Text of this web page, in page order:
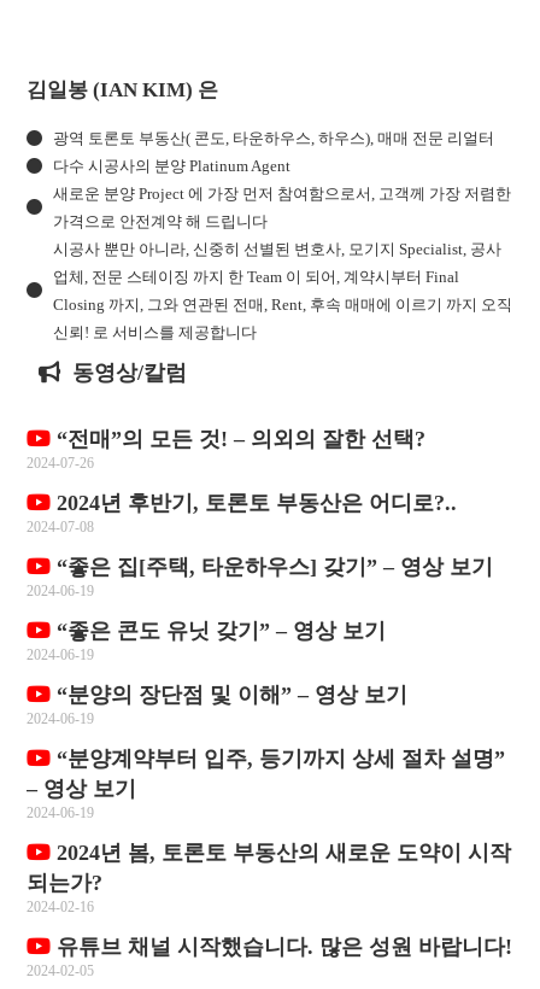
김일봉 (IAN KIM) 은
광역 토론토 부동산( 콘도, 타운하우스, 하우스), 매매 전문 리얼터
다수 시공사의 분양 Platinum Agent
새로운 분양 Project 에 가장 먼저 참여함으로서, 고객께 가장 저렴한
가격으로 안전계약 해 드립니다
시공사 뿐만 아니라, 신중히 선별된 변호사, 모기지 Specialist, 공사
업체, 전문 스테이징 까지 한 Team 이 되어, 계약시부터 Final
Closing 까지, 그와 연관된 전매, Rent, 후속 매매에 이르기 까지 오직
신뢰! 로 서비스를 제공합니다
동영상/칼럼
“전매”의 모든 것! – 의외의 잘한 선택?
2024-07-26
2024년 후반기, 토론토 부동산은 어디로?..
2024-07-08
“좋은 집[주택, 타운하우스] 갖기” – 영상 보기
2024-06-19
“좋은 콘도 유닛 갖기” – 영상 보기
2024-06-19
“분양의 장단점 및 이해” – 영상 보기
2024-06-19
“분양계약부터 입주, 등기까지 상세 절차 설명”
– 영상 보기
2024-06-19
2024년 봄, 토론토 부동산의 새로운 도약이 시작
되는가?
2024-02-16
유튜브 채널 시작했습니다. 많은 성원 바랍니다!
2024-02-05